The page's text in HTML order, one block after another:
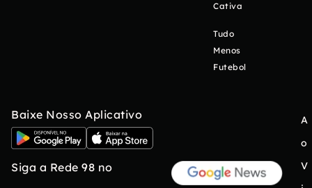
Cativa
Tudo
Menos
Futebol
Baixe Nosso Aplicativo
Siga a Rede 98 no
A
o
V